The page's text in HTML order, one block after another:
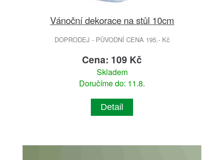
Vánoční dekorace na stůl 10cm
DOPRODEJ - PŮVODNÍ CENA 195.- Kč
Cena: 109 Kč
Skladem
Doručíme do: 11.8.
Detail